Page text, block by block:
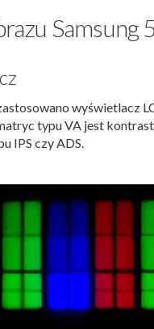
Samsung
wyświetlacz
typu VA jest
IPS czy ADS.